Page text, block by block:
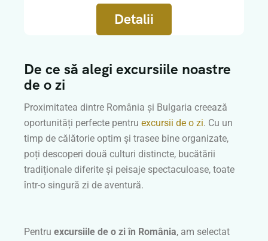
Detalii
De ce să alegi excursiile noastre
de o zi
Proximitatea dintre România și Bulgaria creează
oportunități perfecte pentru excursii de o zi. Cu un
timp de călătorie optim și trasee bine organizate,
poți descoperi două culturi distincte, bucătării
tradiționale diferite și peisaje spectaculoase, toate
într-o singură zi de aventură.
Pentru excursiile de o zi în România, am selectat